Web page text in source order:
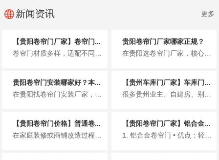
新闻资讯 更多
【贵阳卷帘门厂家】卷帘门...
卷帘门材质多样，适配不同场景，选对材质能提升使用寿命与使用体验。以下简洁介绍贵阳市场常见卷帘门材质，同时推荐贵州铂利金发...
贵阳卷帘门厂家哪家正规？
在贵阳选卷帘门厂家，核心是认准正规资质，避免无资质小作坊带来的质量、售后隐患。贵州铂利金发建材有限公司，是贵阳本地正规专...
贵阳卷帘门安装哪家好？本...
在贵阳找卷帘门安装厂家，很多人都怕遇到报价虚高、偷工减料、售后失联、安装不规范的问题。尤其贵阳多雨、多风、临街商铺多，卷...
【贵州车库门厂家】车库门...
很多贵州业主、自建房、别墅、小区车库在选门时，关心的就是车库门多少钱一平方。价格受材质、款式、电机、厚度、安装等影响很大...
【贵阳卷帘门价格】普通卷...
在家庭装修或商铺改造过程中，卷帘门因其防盗、隔音、占用空间小等优点，成为车库、店铺、仓库等场所的常见选择。对于预算规划而...
【贵阳卷帘门厂家】铝合金...
1. 铝合金卷帘门 • 优点：轻、好看、不生锈、价格适中 • 适合：小区车库、家用、商铺门...